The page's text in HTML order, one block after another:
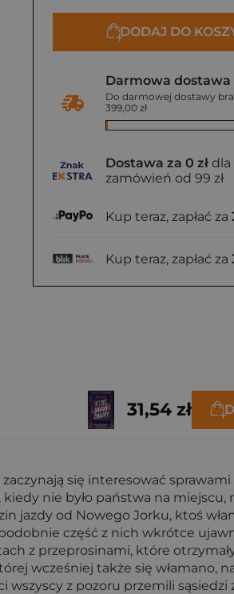
DODAJ DO
Darmowa dostawa
Do darmowej dostawy
399,00 zł
Dostawa za 0 zł dla
zamówień od 99 zł
Kup teraz, zapłać za
Kup teraz, zapłać za
31,54 zł
się interesować sprawami
nie było państwa na miejscu,
jazdy od Nowego Jorku, ktoś
część z nich wkrótce
z przeprosinami, które
wcześniej także się włamano,
wszyscy z pozoru przemili sąsiedzi